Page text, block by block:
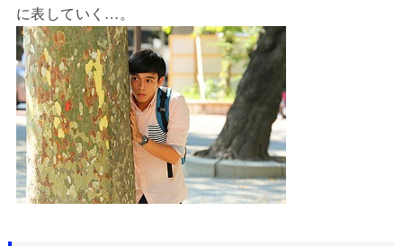
に表していく…。